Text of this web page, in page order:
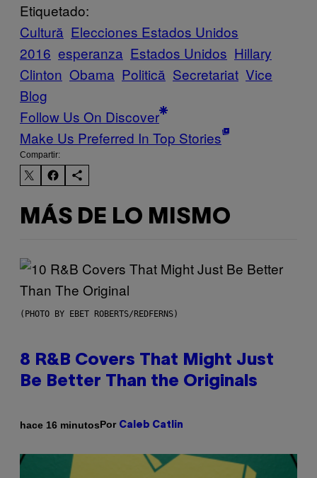
Etiquetado:
Cultură Elecciones Estados Unidos
2016 esperanza Estados Unidos Hillary
Clinton Obama Politică Secretariat Vice
Blog
Follow Us On Discover
Make Us Preferred In Top Stories
Compartir:
MÁS DE LO MISMO
(PHOTO BY EBET ROBERTS/REDFERNS)
8 R&B Covers That Might Just
Be Better Than the Originals
hace 16 minutosPor Caleb Catlin